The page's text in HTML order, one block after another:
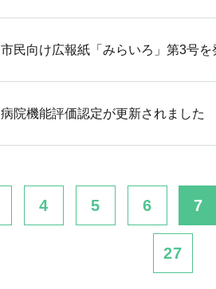
市民向け広報紙「みらいろ」第3号を
病院機能評価認定が更新されました
4 5 6 7
27